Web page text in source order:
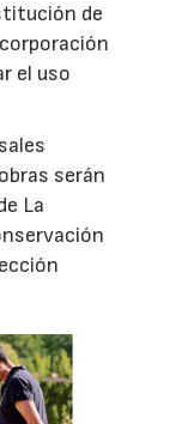
de
el uso
serán
La